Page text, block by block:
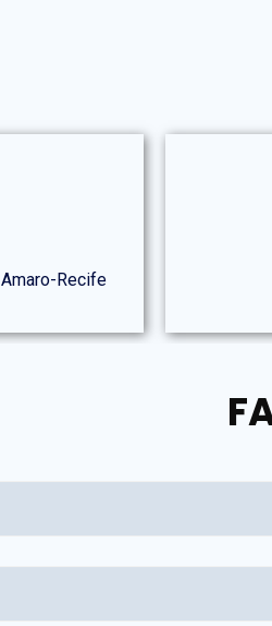
Recife